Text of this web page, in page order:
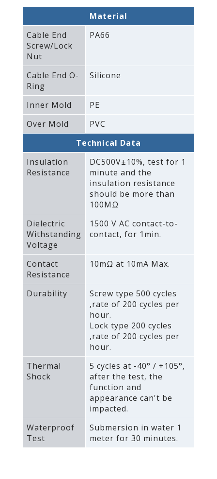
Material
Cable End
Screw/Lock
Nut
PA66
Cable End O-
Ring
Silicone
Inner Mold
PE
Over Mold
PVC
Technical Data
Insulation
Resistance
DC500V±10%‚ test for 1
minute and the
insulation resistance
should be more than
100MΩ
Dielectric
Withstanding
Voltage
1500 V AC contact-to-
contact‚ for 1min.
Contact
Resistance
10mΩ at 10mA Max.
Durability
Screw type 500 cycles
‚rate of 200 cycles per
hour.
Lock type 200 cycles
‚rate of 200 cycles per
hour.
Thermal
Shock
5 cycles at -40° / +105°‚
after the test‚ the
function and
appearance can't be
impacted.
Waterproof
Test
Submersion in water 1
meter for 30 minutes.